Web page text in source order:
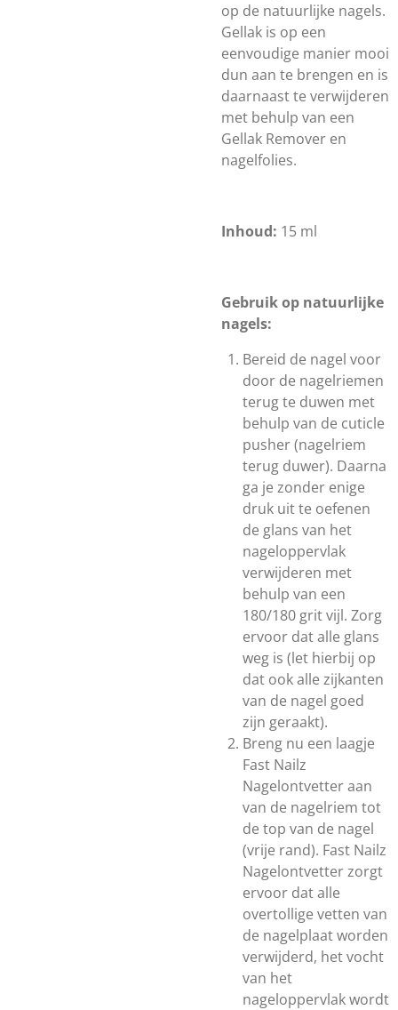
op de natuurlijke nagels.
Gellak is op een
eenvoudige manier mooi
dun aan te brengen en is
daarnaast te verwijderen
met behulp van een
Gellak Remover en
nagelfolies.
Inhoud: 15 ml
Gebruik op natuurlijke
nagels:
Bereid de nagel voor
door de nagelriemen
terug te duwen met
behulp van de cuticle
pusher (nagelriem
terug duwer). Daarna
ga je zonder enige
druk uit te oefenen
de glans van het
nageloppervlak
verwijderen met
behulp van een
180/180 grit vijl. Zorg
ervoor dat alle glans
weg is (let hierbij op
dat ook alle zijkanten
van de nagel goed
zijn geraakt).
Breng nu een laagje
Fast Nailz
Nagelontvetter aan
van de nagelriem tot
de top van de nagel
(vrije rand). Fast Nailz
Nagelontvetter zorgt
ervoor dat alle
overtollige vetten van
de nagelplaat worden
verwijderd, het vocht
van het
nageloppervlak wordt